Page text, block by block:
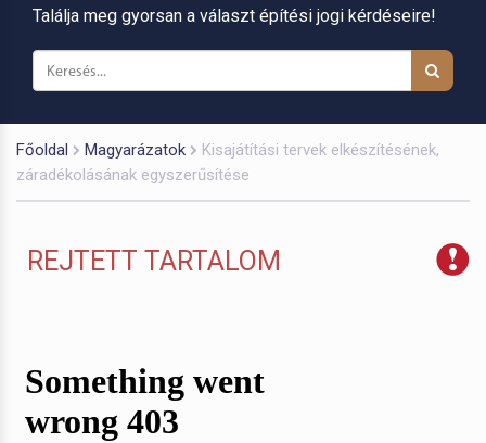
Találja meg gyorsan a választ építési jogi kérdéseire!
Főoldal Magyarázatok
Kisajátítási tervek elkészítésének,
záradékolásának egyszerűsítése
REJTETT TARTALOM